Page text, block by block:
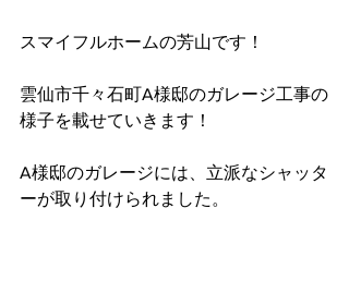
スマイフルホームの芳山です！
雲仙市千々石町A様邸のガレージ工事の
様子を載せていきます！
A様邸のガレージには、立派なシャッタ
ーが取り付けられました。